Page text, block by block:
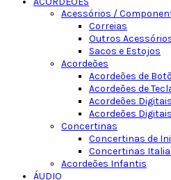
Acessórios /
Correias
Outros
Sacos e Estojos
Acordeões
Acordeões de
Acordeões de
Acordeões
Acordeões
Concertinas
Concertinas de
Concertinas
Acordeões Infantis
ÁUDIO